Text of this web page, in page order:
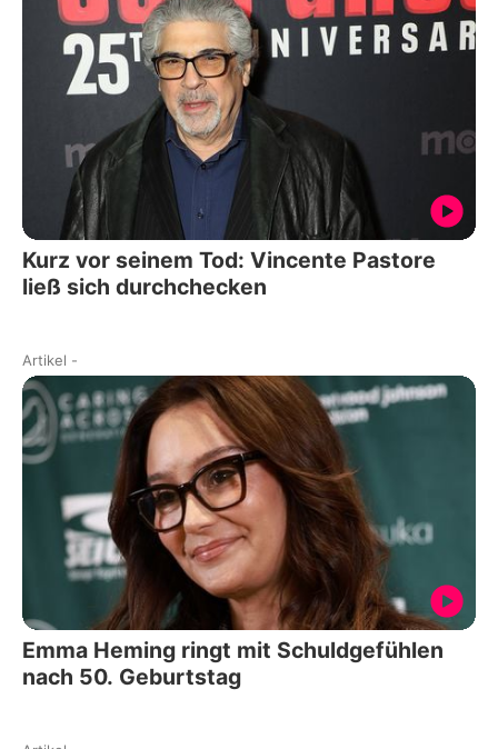
Kurz vor seinem Tod: Vincente Pastore
ließ sich durchchecken
Artikel -
Emma Heming ringt mit Schuldgefühlen
nach 50. Geburtstag